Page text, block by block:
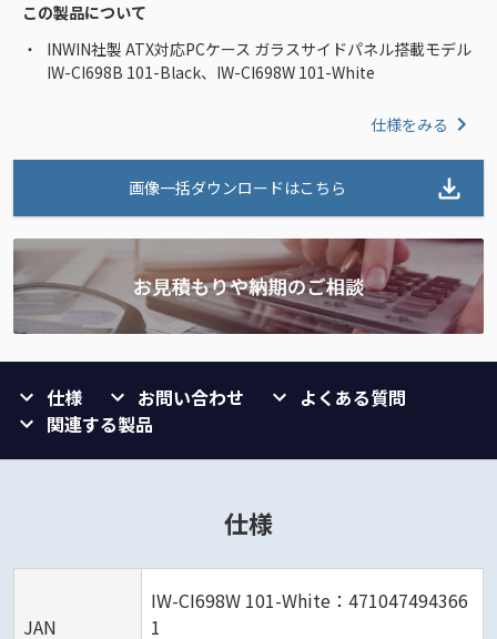
この製品について
INWIN社製 ATX対応PCケース ガラスサイドパネル搭載モデル
IW-CI698B 101-Black、IW-CI698W 101-White
仕様をみる
画像一括ダウンロードはこちら
仕様 お問い合わせ
よくある質問
関連する製品
仕様
JAN
IW-CI698W 101-White：471047494366
1